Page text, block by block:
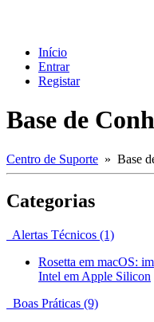
Início
Entrar
Registar
Base de
Centro de Suporte » Base
Categorias
Alertas Técnicos (1)
Rosetta em macOS:
Intel em Apple Silicon
Boas Práticas (9)